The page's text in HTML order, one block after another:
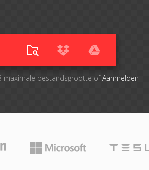
maximale bestandsgrootte ofAanmelden